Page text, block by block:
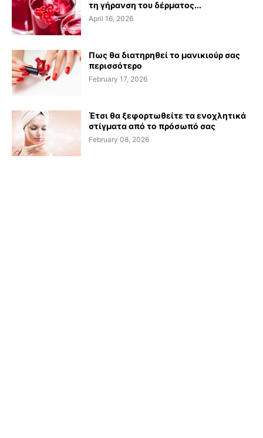
τη γήρανση του δέρματος...
April 16, 2026
Πως θα διατηρηθεί το μανικιούρ σας
περισσότερο
February 17, 2026
Έτσι θα ξεφορτωθείτε τα ενοχλητικά
στίγματα από το πρόσωπό σας
February 08, 2026